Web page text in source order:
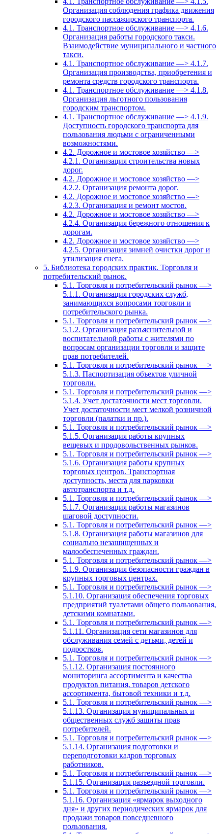
Организация соблюдения графика движения
городского пассажирского транспорта.
4.1. Транспортное обслуживание —> 4.1.6.
Организация работы городского такси.
Взаимодействие муниципального и частного
такси.
4.1. Транспортное обслуживание —> 4.1.7.
Организация производства, приобретения и
ремонта средств городского транспорта.
4.1. Транспортное обслуживание —> 4.1.8.
Организация льготного пользования
городским транспортом.
4.1. Транспортное обслуживание —> 4.1.9.
Доступность городского транспорта для
пользования людьми с ограниченными
возможностями.
4.2. Дорожное и мостовое хозяйство —>
4.2.1. Организация строительства новых
дорог.
4.2. Дорожное и мостовое хозяйство —>
4.2.2. Организация ремонта дорог.
4.2. Дорожное и мостовое хозяйство —>
4.2.3. Организация и ремонт мостов.
4.2. Дорожное и мостовое хозяйство —>
4.2.4. Организация бережного отношения к
дорогам.
4.2. Дорожное и мостовое хозяйство —>
4.2.5. Организация зимней очистки дорог и
утилизация снега.
5. Библиотека городских практик. Торговля и
потребительский рынок.
5.1. Торговля и потребительский рынок —>
5.1.1. Организация городских служб,
занимающихся вопросами торговли и
потребительского рынка.
5.1. Торговля и потребительский рынок —>
5.1.2. Организация разъяснительной и
воспитательной работы с жителями по
вопросам организации торговли и защите
прав потребителей.
5.1. Торговля и потребительский рынок —>
5.1.3. Паспортизация объектов уличной
торговли.
5.1. Торговля и потребительский рынок —>
5.1.4. Учет достаточности мест торговли.
Учет достаточности мест мелкой розничной
торговли (палатки и пр.).
5.1. Торговля и потребительский рынок —>
5.1.5. Организация работы крупных
вещевых и продовольственных рынков.
5.1. Торговля и потребительский рынок —>
5.1.6. Организация работы крупных
торговых центров. Транспортная
доступность, места для парковки
автотранспорта и т.д.
5.1. Торговля и потребительский рынок —>
5.1.7. Организация работы магазинов
шаговой доступности.
5.1. Торговля и потребительский рынок —>
5.1.8. Организация работы магазинов для
социально незащищенных и
малообеспеченных граждан.
5.1. Торговля и потребительский рынок —>
5.1.9. Организация безопасности граждан в
крупных торговых центрах.
5.1. Торговля и потребительский рынок —>
5.1.10. Организация обеспечения торговых
предприятий туалетами общего пользования,
детскими комнатами.
5.1. Торговля и потребительский рынок —>
5.1.11. Организация сети магазинов для
обслуживания семей с детьми, детей и
подростков.
5.1. Торговля и потребительский рынок —>
5.1.12. Организация постоянного
мониторинга ассортимента и качества
продуктов питания, товаров детского
ассортимента, бытовой техники и т.д.
5.1. Торговля и потребительский рынок —>
5.1.13. Организация муниципальных и
общественных служб зашиты прав
потребителей.
5.1. Торговля и потребительский рынок —>
5.1.14. Организация подготовки и
переподготовки кадров торговых
работников.
5.1. Торговля и потребительский рынок —>
5.1.15. Организация разъездной торговли.
5.1. Торговля и потребительский рынок —>
5.1.16. Организация «ярмарок выходного
дня» и других периодических ярмарок для
продажи товаров повседневного
пользования.